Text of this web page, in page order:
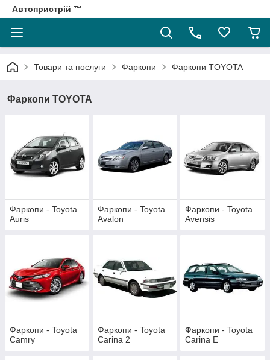
Автопристрій ™
Товари та послуги Фаркопи Фаркопи TOYOTA
Фаркопи TOYOTA
Фаркопи - Toyota
Auris
Фаркопи - Toyota
Avalon
Фаркопи - Toyota
Avensis
Фаркопи - Toyota
Camry
Фаркопи - Toyota
Carina 2
Фаркопи - Toyota
Carina E